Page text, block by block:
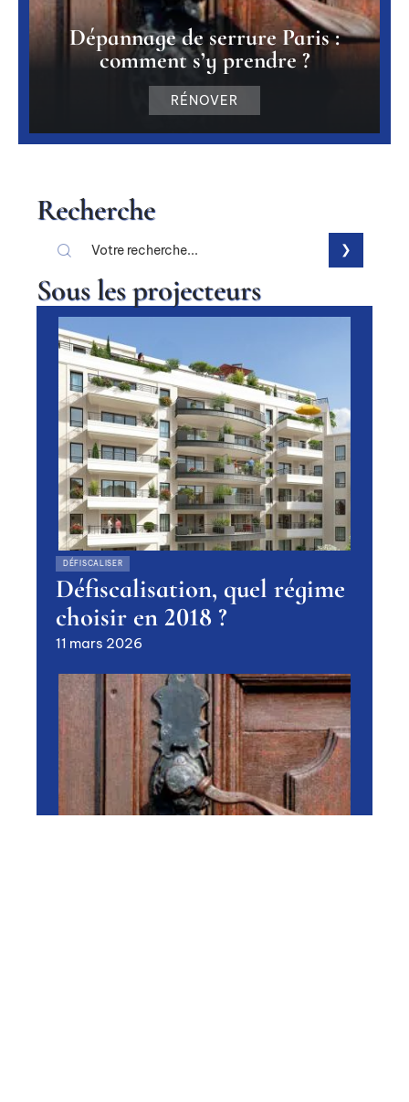
Dépannage de serrure Paris :
comment s’y prendre ?
RÉNOVER
Recherche
Sous les projecteurs
DÉFISCALISER
Défiscalisation, quel régime
choisir en 2018 ?
11 mars 2026